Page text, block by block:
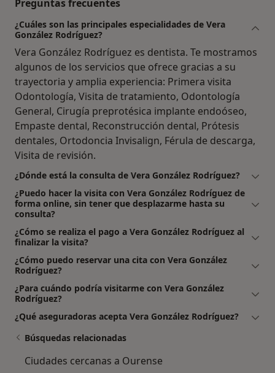
Preguntas frecuentes
¿Cuáles son las principales especialidades de Vera
González Rodríguez?
Vera González Rodríguez es dentista. Te mostramos
algunos de los servicios que ofrece gracias a su
trayectoria y amplia experiencia: Primera visita
Odontología, Visita de tratamiento, Odontología
General, Cirugía preprotésica implante endoóseo,
Empaste dental, Reconstrucción dental, Prótesis
dentales, Ortodoncia Invisalign, Férula de descarga,
Visita de revisión.
¿Dónde está la consulta de Vera González Rodríguez?
¿Puedo hacer la visita con Vera González Rodríguez de
forma online, sin tener que desplazarme hasta su
consulta?
¿Cómo se realiza el pago a Vera González Rodríguez al
finalizar la visita?
¿Cómo puedo reservar una cita con Vera González
Rodríguez?
¿Para cuándo podría visitarme con Vera González
Rodríguez?
¿Qué aseguradoras acepta Vera González Rodríguez?
Búsquedas relacionadas
Ciudades cercanas a Ourense